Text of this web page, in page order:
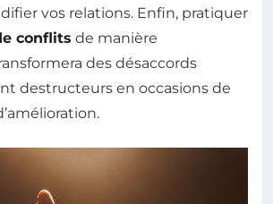
vos relations. Enfin, pratiquer
conflits de manière
des désaccords
destructeurs en occasions de